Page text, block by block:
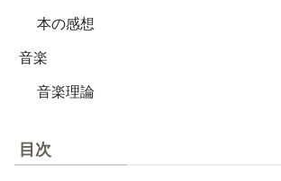
本の感想
音楽
音楽理論
目次